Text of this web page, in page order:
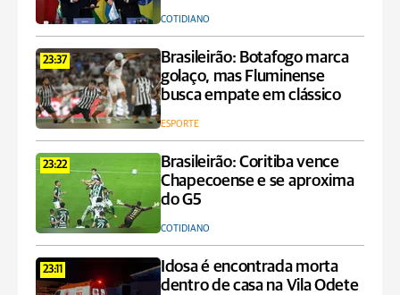
COTIDIANO
23:37
Brasileirão: Botafogo marca
golaço, mas Fluminense
busca empate em clássico
ESPORTE
23:22
Brasileirão: Coritiba vence
Chapecoense e se aproxima
do G5
COTIDIANO
23:11
Idosa é encontrada morta
dentro de casa na Vila Odete